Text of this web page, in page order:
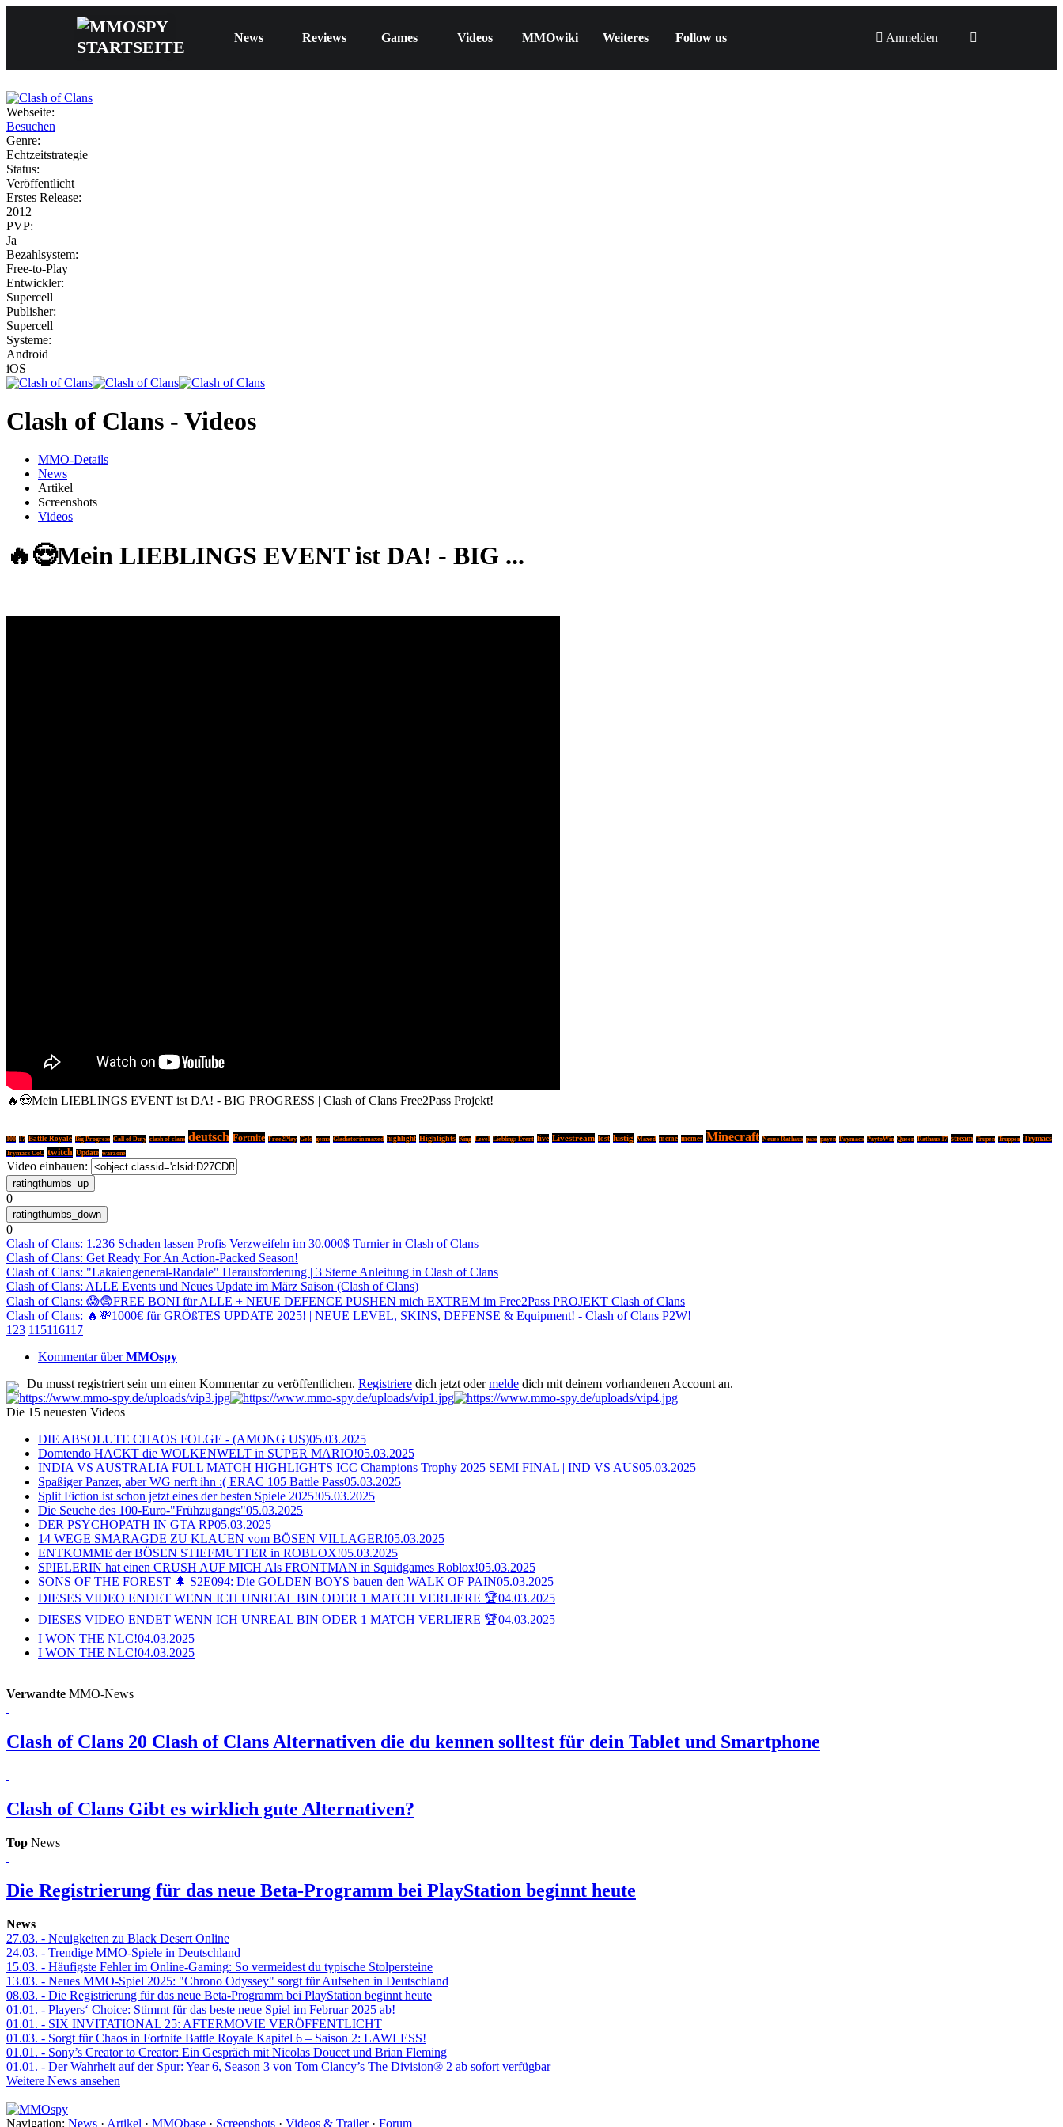
News Reviews Games Videos MMOwiki Weiteres Follow us Anmelden
Webseite:
Besuchen
Genre:
Echtzeitstrategie
Status:
Veröffentlicht
Erstes Release:
2012
PVP:
Ja
Bezahlsystem:
Free-to-Play
Entwickler:
Supercell
Publisher:
Supercell
Systeme:
Android
iOS
Clash of Clans - Videos
MMO-Details
News
Artikel
Screenshots
Videos
🔥😍Mein LIEBLINGS EVENT ist DA! - BIG ...
🔥😍Mein LIEBLINGS EVENT ist DA! - BIG PROGRESS | Clash of Clans Free2Pass Projekt!
100 17 Battle Royale Big Progress Call of Duty clash of clans deutsch Fortnite Free2Play Geld gems Gladiatorin maxed highlight Highlights King Level Lieblings Event live Livestream lost lustig Maxed meme memes Minecraft Neues Rathaus pass payen Paymacs PaytoWin Queen Rathaus 17 stream Trupen Truppen Trymacs
Trymacs CoC twitch Update warzone
Video einbauen:
0
0
Clash of Clans: 1.236 Schaden lassen Profis Verzweifeln im 30.000$ Turnier in Clash of Clans
Clash of Clans: Get Ready For An Action-Packed Season!
Clash of Clans: "Lakaiengeneral-Randale" Herausforderung | 3 Sterne Anleitung in Clash of Clans
Clash of Clans: ALLE Events und Neues Update im März Saison (Clash of Clans)
Clash of Clans: 😱😨FREE BONI für ALLE + NEUE DEFENCE PUSHEN mich EXTREM im Free2Pass PROJEKT Clash of Clans
Clash of Clans: 🔥💸1000€ für GRÖßTES UPDATE 2025! | NEUE LEVEL, SKINS, DEFENSE & Equipment! - Clash of Clans P2W!
1 23 115116117
Kommentar überMMOspy
Du musst registriert sein um einen Kommentar zu veröffentlichen. Registriere dich jetzt odermelde dich mit deinem vorhandenen Account an.
Die 15 neuesten Videos
DIE ABSOLUTE CHAOS FOLGE - (AMONG US)05.03.2025
Domtendo HACKT die WOLKENWELT in SUPER MARIO!05.03.2025
INDIA VS AUSTRALIA FULL MATCH HIGHLIGHTS ICC Champions Trophy 2025 SEMI FINAL | IND VS AUS05.03.2025
Spaßiger Panzer, aber WG nerft ihn :( ERAC 105 Battle Pass05.03.2025
Split Fiction ist schon jetzt eines der besten Spiele 2025!05.03.2025
Die Seuche des 100-Euro-"Frühzugangs"05.03.2025
DER PSYCHOPATH IN GTA RP05.03.2025
14 WEGE SMARAGDE ZU KLAUEN vom BÖSEN VILLAGER!05.03.2025
ENTKOMME der BÖSEN STIEFMUTTER in ROBLOX!05.03.2025
SPIELERIN hat einen CRUSH AUF MICH Als FRONTMAN in Squidgames Roblox!05.03.2025
SONS OF THE FOREST 🌲 S2E094: Die GOLDEN BOYS bauen den WALK OF PAIN05.03.2025
DIESES VIDEO ENDET WENN ICH UNREAL BIN ODER 1 MATCH VERLIERE 🏆04.03.2025
DIESES VIDEO ENDET WENN ICH UNREAL BIN ODER 1 MATCH VERLIERE 🏆04.03.2025
I WON THE NLC!04.03.2025
I WON THE NLC!04.03.2025
Verwandte MMO-News
Clash of Clans 20 Clash of Clans Alternativen die du kennen solltest für dein Tablet und Smartphone
Clash of Clans Gibt es wirklich gute Alternativen?
Top News
Die Registrierung für das neue Beta-Programm bei PlayStation beginnt heute
News
27.03. - Neuigkeiten zu Black Desert Online
24.03. - Trendige MMO-Spiele in Deutschland
15.03. - Häufigste Fehler im Online-Gaming: So vermeidest du typische Stolpersteine
13.03. - Neues MMO-Spiel 2025: "Chrono Odyssey" sorgt für Aufsehen in Deutschland
08.03. - Die Registrierung für das neue Beta-Programm bei PlayStation beginnt heute
01.01. - Players‘ Choice: Stimmt für das beste neue Spiel im Februar 2025 ab!
01.01. - SIX INVITATIONAL 25: AFTERMOVIE VERÖFFENTLICHT
01.03. - Sorgt für Chaos in Fortnite Battle Royale Kapitel 6 – Saison 2: LAWLESS!
01.01. - Sony’s Creator to Creator: Ein Gespräch mit Nicolas Doucet und Brian Fleming
01.01. - Der Wahrheit auf der Spur: Year 6, Season 3 von Tom Clancy’s The Division® 2 ab sofort verfügbar
Weitere News ansehen
Navigation: News · Artikel · MMObase · Screenshots · Videos & Trailer· Forum